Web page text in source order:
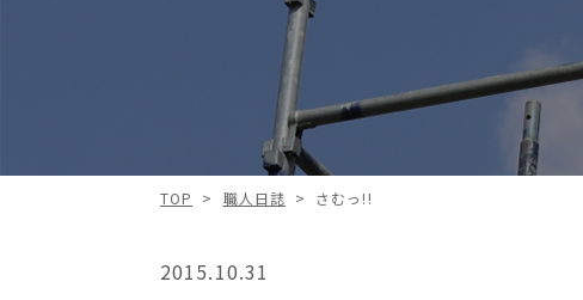
TOP > 職人日誌 > さむっ!!
2015.10.31